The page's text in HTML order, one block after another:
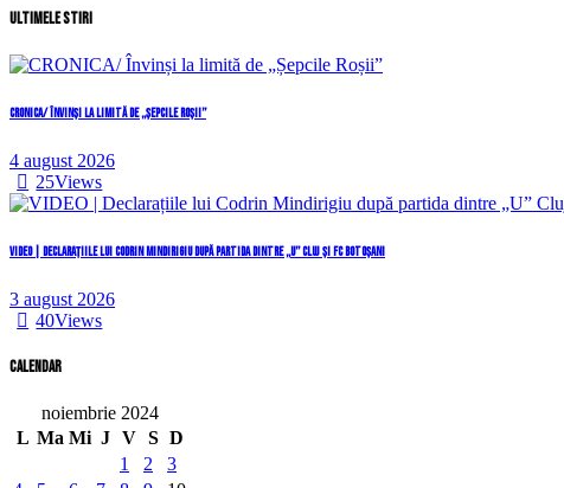
Ultimele stiri
CRONICA/ Învinși la limită de „Șepcile Roșii”
4 august 2026
25Views
VIDEO | Declarațiile lui Codrin Mindirigiu după partida dintre „U” Cluj și FC Botoșani
3 august 2026
40Views
Calendar
noiembrie 2024
L Ma Mi J V S D
1
2
3